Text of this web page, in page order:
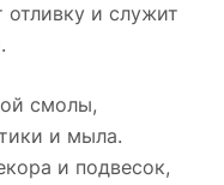
отливку и служит
смолы,
и мыла.
и подвесок,